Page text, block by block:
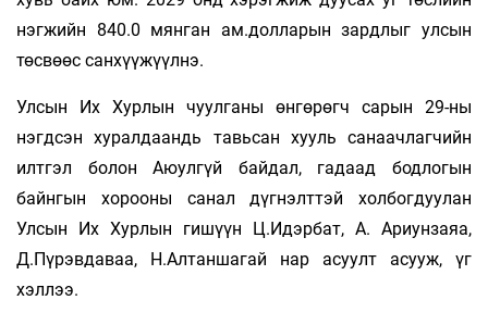
нэгжийн 840.0 мянган ам.долларын зардлыг улсын
төсвөөс санхүүжүүлнэ.
Улсын Их Хурлын чуулганы өнгөрөгч сарын 29-ны
нэгдсэн хуралдаандь тавьсан хууль санаачлагчийн
илтгэл болон Аюулгүй байдал, гадаад бодлогын
байнгын хорооны санал дүгнэлттэй холбогдуулан
Улсын Их Хурлын гишүүн Ц.Идэрбат, А. Ариунзаяа,
Д.Пүрэвдаваа, Н.Алтаншагай нар асуулт асууж, үг
хэллээ.